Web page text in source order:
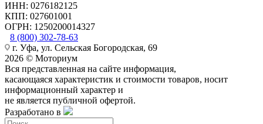
ИНН: 0276182125
КПП: 027601001
ОГРН: 1250200014327
8 (800) 302-78-63
г. Уфа, ул. Сельская Богородская, 69
2026 © Моториум
Вся представленная на сайте информация,
касающаяся характеристик и стоимости товаров, носит
информационный характер и
не является публичной офертой.
Разработано в